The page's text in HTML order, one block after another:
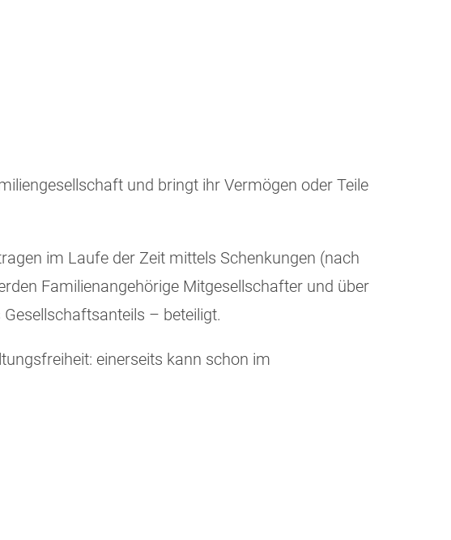
und bringt ihr Vermögen oder Teile
im Laufe der Zeit mittels Schenkungen (nach
Familienangehörige Mitgesellschafter und über
– beteiligt.
einerseits kann schon im